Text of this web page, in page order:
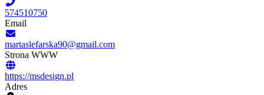
574510750
Email
martaslefarska90@gmail.com
Strona WWW
https://msdesign.pl
Adres